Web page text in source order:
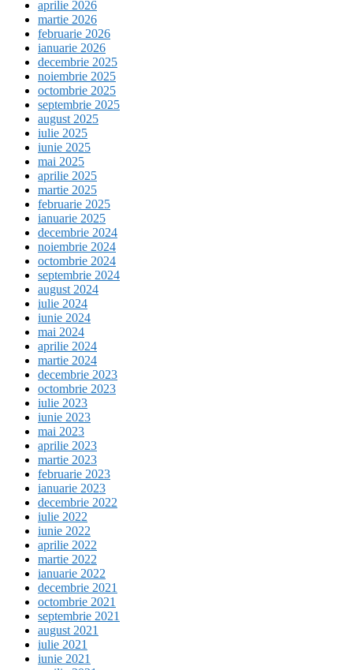
aprilie 2026
martie 2026
februarie 2026
ianuarie 2026
decembrie 2025
noiembrie 2025
octombrie 2025
septembrie 2025
august 2025
iulie 2025
iunie 2025
mai 2025
aprilie 2025
martie 2025
februarie 2025
ianuarie 2025
decembrie 2024
noiembrie 2024
octombrie 2024
septembrie 2024
august 2024
iulie 2024
iunie 2024
mai 2024
aprilie 2024
martie 2024
decembrie 2023
octombrie 2023
iulie 2023
iunie 2023
mai 2023
aprilie 2023
martie 2023
februarie 2023
ianuarie 2023
decembrie 2022
iulie 2022
iunie 2022
aprilie 2022
martie 2022
ianuarie 2022
decembrie 2021
octombrie 2021
septembrie 2021
august 2021
iulie 2021
iunie 2021